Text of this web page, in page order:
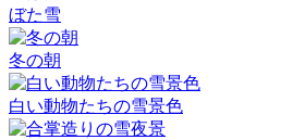
ぼた雪
冬の朝
白い動物たちの雪景色